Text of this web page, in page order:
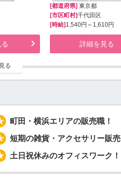
[都道府県] 東京都
[市区町村]千代田区
[時給]1,540円～1,610円
詳細を見る
る
町田・横浜エリアの販売職！
短期の雑貨・アクセサリー販売
土日祝休みのオフィスワーク！